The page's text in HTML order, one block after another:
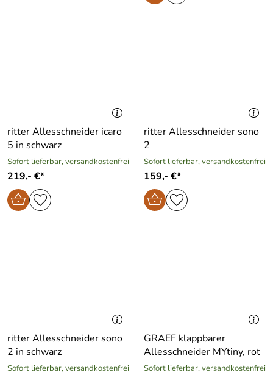
ritter Allesschneider icaro
5 in schwarz
Sofort lieferbar, versandkostenfrei
219,- €*
ritter Allesschneider sono
2
Sofort lieferbar, versandkostenfrei
159,- €*
ritter Allesschneider sono
2 in schwarz
Sofort lieferbar, versandkostenfrei
GRAEF klappbarer
Allesschneider MYtiny, rot
Sofort lieferbar, versandkostenfrei